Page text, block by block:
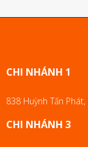
CHI NHÁNH 1
838 Huỳnh Tấn
CHI NHÁNH 3